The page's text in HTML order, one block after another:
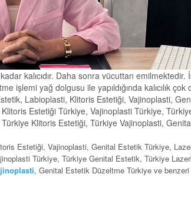
kalıcıdır. Daha sonra vücuttan
işlemi yağ dolgusu ile yapıldığında kalıcılık çok
Labioplasti, Klitoris Estetiği, Vajinoplasti,
Estetiği Türkiye, Vajinoplasti Türkiye,
Klitoris Estetiği, Türkiye Vajinoplasti,
Estetiği, Vajinoplasti, Genital Estetik Türkiye,
Türkiye, Türkiye Genital Estetik, Türkiye
, Genital Estetik Düzeltme Türkiye ve